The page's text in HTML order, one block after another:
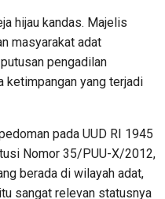
hijau kandas. Majelis
masyarakat adat
pengadilan
yang terjadi
pada UUD RI 1945
Nomor 35/PUU-X/2012,
berada di wilayah adat,
sangat relevan statusnya